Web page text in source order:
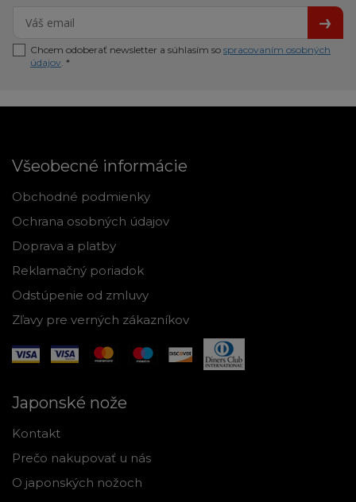
Chcem odoberať newsletter a súhlasím so spracovaním osobných
údajov. *
Všeobecné informácie
Obchodné podmienky
Ochrana osobných údajov
Doprava a platby
Reklamačný poriadok
Odstúpenie od zmluvy
Zľavy pre verných zákazníkov
Japonské nože
Kontakt
Prečo nakupovať u nás
O japonských nožoch